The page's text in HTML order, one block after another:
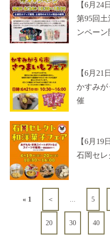
【6月24
第95回
ンペーン
【6月21
かすみが
催
【6月19
石岡セレ
« 1 ＜ ... 5
20 30 40